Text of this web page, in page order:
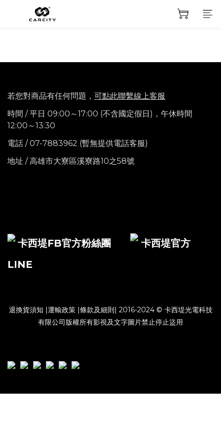
若您對商品有任何問題， 可點此聯繫線上客服
時間 / 平日 09:00～17:00 (不含國定假日)， 午休時間
12:00～13:30
電話 / 07-7883962 (暫無提供電話客服)
地址 / 高雄市大寮區溪寮路10之58號
卡西堤FB官方粉絲團
卡西堤官方
LINE
退換貨須知 |運輸政策|條款及細則| 2016-2024 © 卡西堤光電科技
有限公司版權所有影視及文字圖片禁止停止盜用